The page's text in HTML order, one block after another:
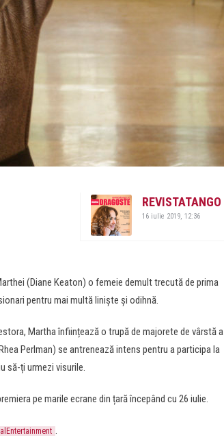
REVISTATANGO
16 iulie 2019, 12:36
(Diane Keaton) o femeie demult trecută de prima
pentru mai multă liniște și odihnă.
Martha înființează o trupă de majorete de vârstă a
Perlman) se antrenează intens pentru a participa la
să-ți urmezi visurile.
pe marile ecrane din țară începând cu 26 iulie.
.